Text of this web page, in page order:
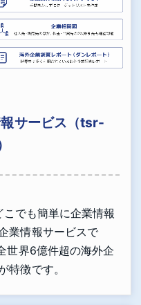
サービス（tsr-
でも簡単に企業情報
業情報サービスで
世界6億件超の海外企
特徴です。